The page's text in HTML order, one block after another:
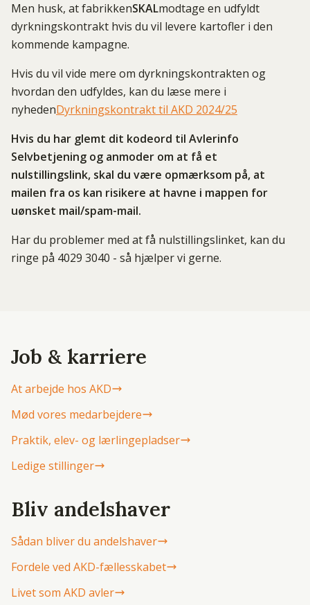
Men husk, at fabrikkenSKALmodtage en udfyldt
dyrkningskontrakt hvis du vil levere kartofler i den
kommende kampagne.
Hvis du vil vide mere om dyrkningskontrakten og
hvordan den udfyldes, kan du læse mere i
nyhedenDyrkningskontrakt til AKD 2024/25
Hvis du har glemt dit kodeord til Avlerinfo
Selvbetjening og anmoder om at få et
nulstillingslink, skal du være opmærksom på, at
mailen fra os kan risikere at havne i mappen for
uønsket mail/spam-mail.
Har du problemer med at få nulstillingslinket, kan du
ringe på 4029 3040 - så hjælper vi gerne.
Job & karriere
At arbejde hos AKD
Mød vores medarbejdere
Praktik, elev- og lærlingepladser
Ledige stillinger
Bliv andelshaver
Sådan bliver du andelshaver
Fordele ved AKD-fællesskabet
Livet som AKD avler